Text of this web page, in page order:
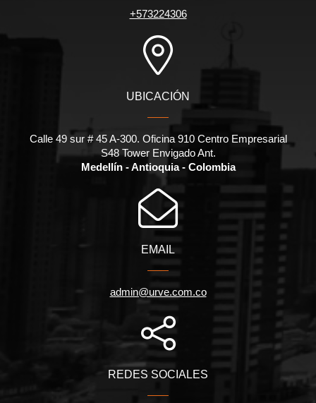
+573224306
UBICACIÓN
Calle 49 sur # 45 A-300. Oficina 910 Centro Empresarial
S48 Tower Envigado Ant.
Medellín - Antioquia - Colombia
EMAIL
admin@urve.com.co
REDES SOCIALES